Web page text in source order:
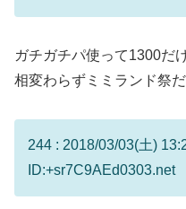
ガチガチパ使って1300だ
相変わらずミミランド祭
244 : 2018/03/03(土)
ID:+sr7C9AEd0303.net